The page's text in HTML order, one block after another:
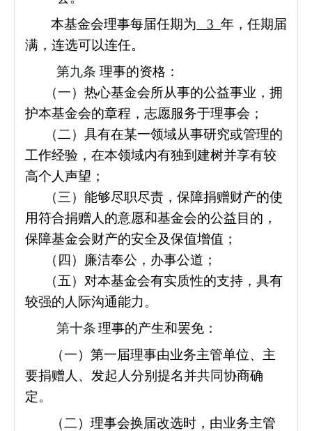
本基金会理事每届任期为 3 年，任期届
满，连选可以连任。
第九条 理事的资格：
（一）热心基金会所从事的公益事业，拥
护本基金会的章程，志愿服务于理事会；
（二）具有在某一领域从事研究或管理的
工作经验，在本领域内有独到建树并享有较
高个人声望；
（三）能够尽职尽责，保障捐赠财产的使
用符合捐赠人的意愿和基金会的公益目的，
保障基金会财产的安全及保值增值；
（四）廉洁奉公，办事公道；
（五）对本基金会有实质性的支持，具有
较强的人际沟通能力。
第十条理事的产生和罢免：
（一）第一届理事由业务主管单位、主
要捐赠人、发起人分别提名并共同协商确
定。
（二）理事会换届改选时，由业务主管